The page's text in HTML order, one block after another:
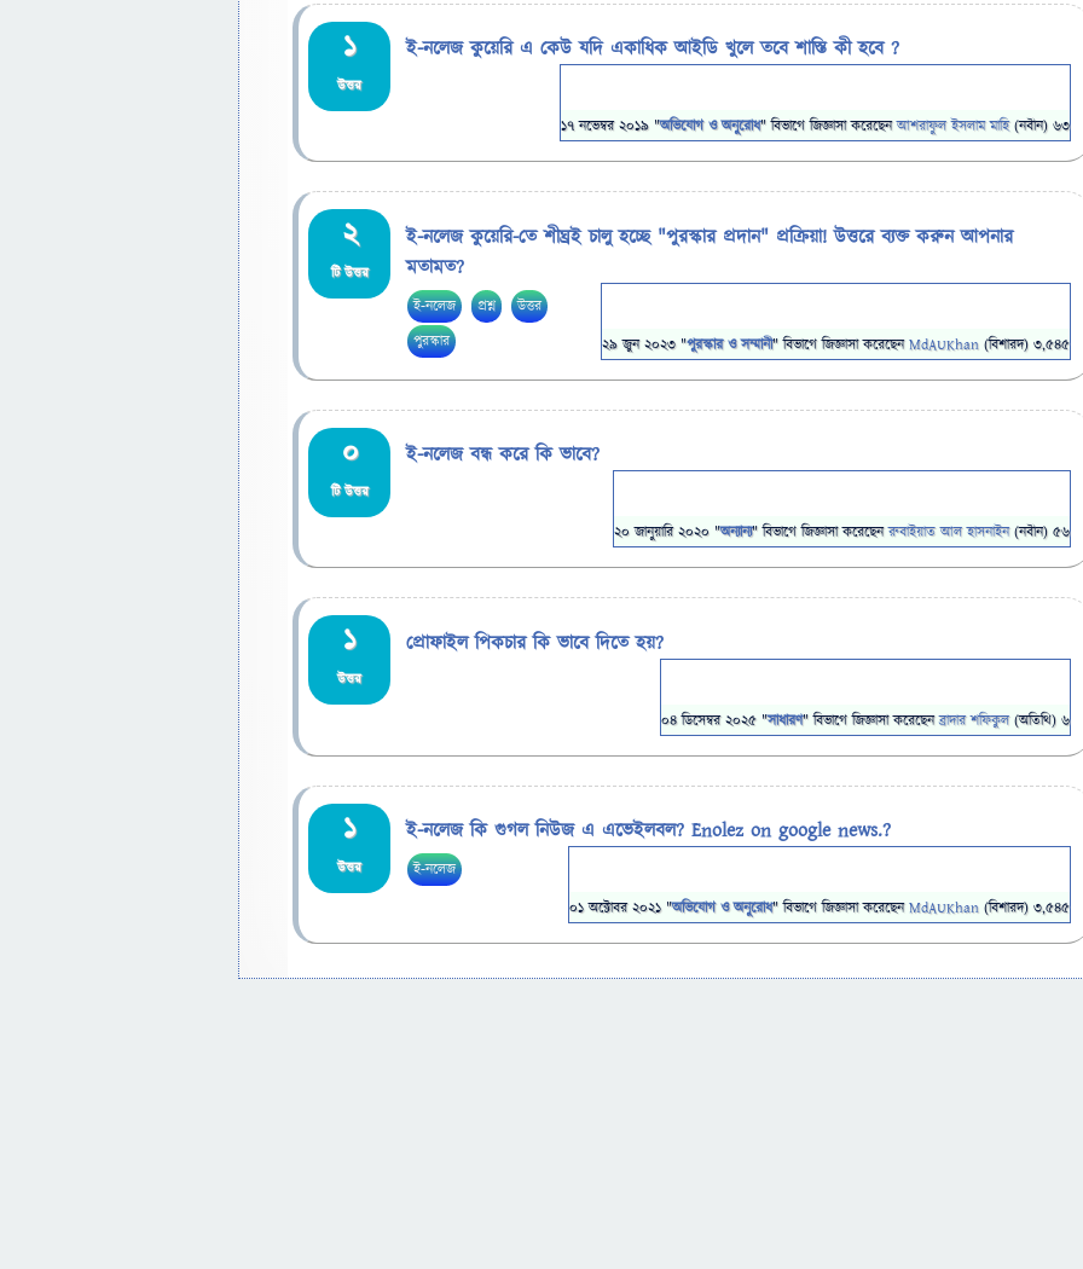
1
উত্তর
ই-নলেজ কুয়েরি এ কেউ যদি একাধিক আইডি খুলে তবে শাস্তি কী হবে ?
17 নভেম্বর 2019 "অভিযোগ ও অনুরোধ" বিভাগে জিজ্ঞাসাকরেছেনআশরাফুল ইসলাম মাহি (নবীন) 63
2
টি উত্তর
ই-নলেজ কুয়েরি-তে শীঘ্রই চালু হচ্ছে "পুরস্কার প্রদান" প্রক্রিয়া! উত্তরে ব্যক্ত করুন আপনার
মতামত?
29 জুন 2023 "পুরস্কার ও সম্মানী" বিভাগে জিজ্ঞাসাকরেছেনMdAUKhan (বিশারদ) 3,545
ই-নলেজ প্রশ্ন
উত্তর
পুরস্কার
0
টি উত্তর
ই-নলেজ বন্ধ করে কি ভাবে?
20 জানুয়ারি 2020 "অন্যান্য" বিভাগে জিজ্ঞাসাকরেছেনরুবাইয়াত আল হাসনাইন (নবীন) 56
1
উত্তর
প্রোফাইল পিকচার কি ভাবে দিতে হয়?
04 ডিসেম্বর 2025 "সাধারণ" বিভাগে জিজ্ঞাসাকরেছেনব্রাদার শফিকুল (অতিথি) 6
1
উত্তর
ই-নলেজ কি গুগল নিউজ এ এভেইলবল? Enolez on google news.?
01 অক্টোবর 2021 "অভিযোগ ও অনুরোধ" বিভাগে জিজ্ঞাসাকরেছেনMdAUKhan (বিশারদ) 3,545
ই-নলেজ